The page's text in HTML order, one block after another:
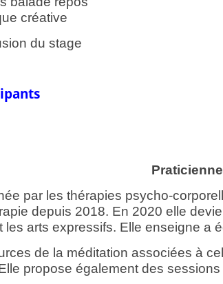
créative
du stage
par les thérapies psycho-
depuis 2018. En 2020 elle
arts expressifs. Elle enseigne a
de la méditation associées à
propose également des